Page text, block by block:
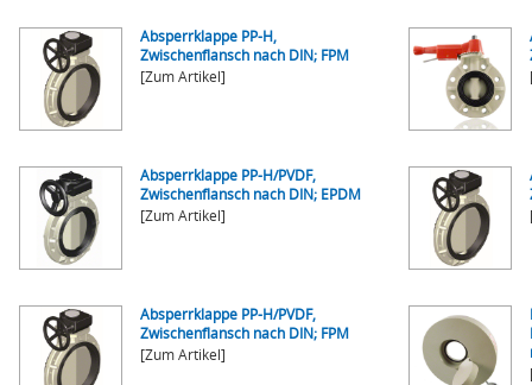
Absperrklappe PP-H,
Zwischenflansch nach DIN; FPM
[Zum Artikel]
Absperrklappe PP-H/PVDF,
Zwischenflansch nach DIN; EPDM
[Zum Artikel]
Absperrklappe PP-H/PVDF,
Zwischenflansch nach DIN; FPM
[Zum Artikel]